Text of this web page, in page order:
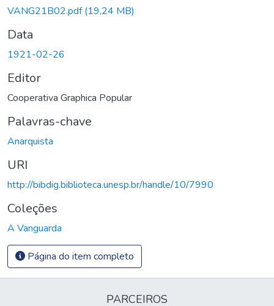
VANG21B02.pdf(19,24 MB)
Data
1921-02-26
Editor
Cooperativa Graphica Popular
Palavras-chave
Anarquista
URI
http://bibdig.biblioteca.unesp.br/handle/10/7990
Coleções
A Vanguarda
Página do item completo
PARCEIROS